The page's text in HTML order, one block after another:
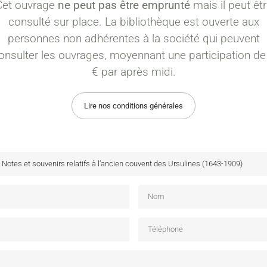
ouvrage ne peut pas être empruntémais il peut
consulté sur place. La bibliothèque est ouverte aux
personnes non adhérentes à la société qui peuvent
les ouvrages, moyennant une participation
€ par après midi.
Lire nos conditions générales